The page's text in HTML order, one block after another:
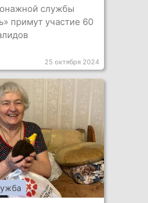
службы
примут участие 60
25 октября 2024